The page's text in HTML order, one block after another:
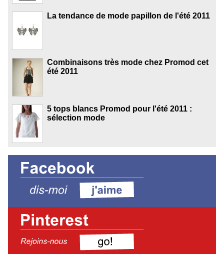
La tendance de mode papillon de l'été 2011
Combinaisons très mode chez Promod cet
été 2011
5 tops blancs Promod pour l'été 2011 :
sélection mode